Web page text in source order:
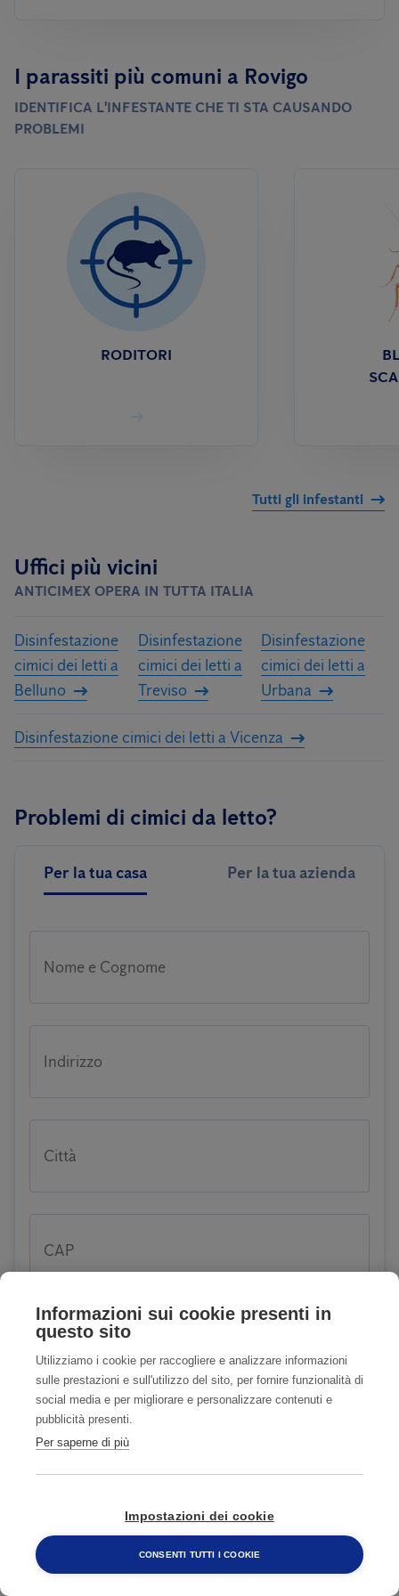
I parassiti più comuni a Rovigo
IDENTIFICA L'INFESTANTE CHE TI STA CAUSANDO
PROBLEMI
RODITORI
Tutti gli infestanti
Uffici più vicini
ANTICIMEX OPERA IN TUTTA ITALIA
Disinfestazione
cimici dei letti a
Belluno
Disinfestazione
cimici dei letti a
Treviso
Disinfestazione
cimici dei letti a
Urbana
Disinfestazione cimici dei letti a Vicenza
Problemi di cimici da letto?
Per la tua casa Per la tua azienda
Nome e Cognome
Indirizzo
Città
CAP
E-mail
Telefono
800 482 320
Informazioni sui cookie presenti in
questo sito
Utilizziamo i cookie per raccogliere e analizzare informazioni
sulle prestazioni e sull'utilizzo del sito, per fornire funzionalità di
social media e per migliorare e personalizzare contenuti e
pubblicità presenti.
Per saperne di più
Impostazioni dei cookie
CONSENTI TUTTI I COOKIE